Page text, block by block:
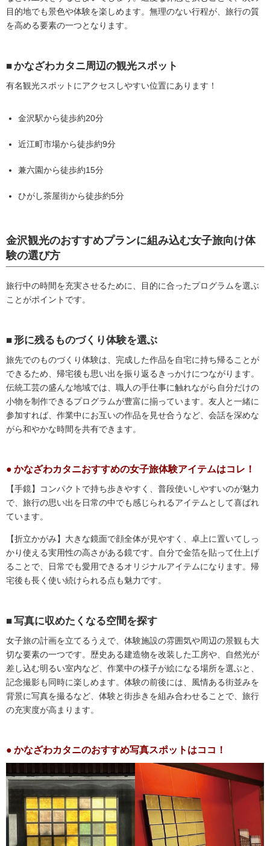
目的地でも景色や体験を楽しめます。無理のない行程が、旅行の質
を高める要素の一つとなります。
かなざわカタニ周辺の観光スポット
有名観光スポットにアクセスしやすい位置にあります！
金沢駅から徒歩約20分
近江町市場から徒歩約9分
兼六園から徒歩約15分
ひがし茶屋街から徒歩約5分
金沢観光のおすすめプランに組み込む女子旅向け体
験の選び方
旅行中の時間を充実させるために、目的に合ったプログラムを選ぶ
ことがポイントです。
形に残るものづくり体験を選ぶ
旅先でのものづくり体験は、完成した作品を自宅に持ち帰ることが
できるため、帰宅後も思い出を振り返るきっかけにつながります。
伝統工芸の盛んな地域では、職人の手仕事に触れながら自分だけの
小物を制作できるプログラムが豊富に揃っています。友人と一緒に
参加すれば、作業中にお互いの作品を見せ合うなど、会話を深めな
がら和やかな時間を共有できます。
かなざわカタニおすすめの女子旅体験アイテムはコレ！
【手鏡】コンパクトで持ち歩きやすく、普段使いしやすいのが魅力
で、旅行の思い出を日常の中でも感じられるアイテムとして喜ばれ
ています。
【折立かがみ】大きな鏡面で顔全体が見やすく、卓上に置いてしっ
かり使える実用性の高さがある鏡です。自分で金箔を貼って仕上げ
ることで、日常でも愛用できるオリジナルアイテムになります。帰
宅後も長く使い続けられる点も魅力です。
写真に収めたくなる空間を探す
女子旅の計画を立てるうえで、体験施設の雰囲気や周辺の景観も大
切な要素の一つです。歴史ある建造物を改装した工房や、自然光が
差し込む明るい室内など、作業中の様子が絵になる場所を選ぶと、
記念撮影も同時に楽しめます。体験の前後には、風情ある街並みを
背景に写真を撮るなど、体験と街歩きを組み合わせることで、旅行
の充実度が高まります。
かなざわカタニのおすすめ写真スポットはココ！